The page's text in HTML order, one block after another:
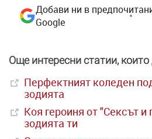
Добави ни в
Google
Още интересни статии, които
Перфектният коледен
зодията
Коя героиня от "Сексът и
зодията ти